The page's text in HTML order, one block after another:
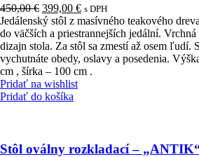
450,00€ Pôvodná
cena
bola:
450,00 €.
399,00 €Aktuálna
cena
je:
399,00 €.
s DPH
Jedálenský stôl z masívného teakového
do väčších a priestrannejších jedální.
dizajn stola. Za stôl sa zmestí až osem ľudí.
vychutnáte obedy, oslavy a posedenia.
cm , šírka – 100 cm .
Pridať na wishlist
Pridať do košíka
Stôl oválny rozkladací –